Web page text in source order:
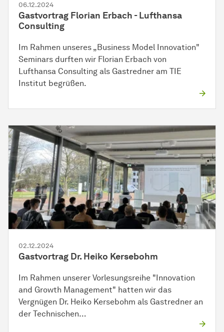
06.12.2024
Gastvortrag Florian Erbach - Lufthansa
Consulting
Im Rahmen unseres „Business Model Innovation"
Seminars durften wir Florian Erbach von
Lufthansa Consulting als Gastredner am TIE
Institut begrüßen.
02.12.2024
Gastvortrag Dr. Heiko Kersebohm
Im Rahmen unserer Vorlesungsreihe "Innovation
and Growth Management" hatten wir das
Vergnügen Dr. Heiko Kersebohm als Gastredner an
der Technischen…